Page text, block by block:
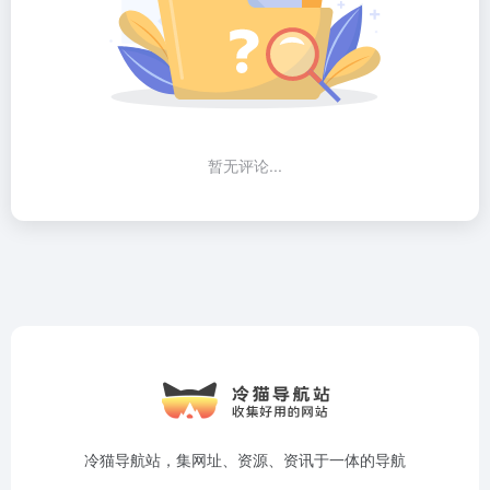
暂无评论...
冷猫导航站，集网址、资源、资讯于一体的导航